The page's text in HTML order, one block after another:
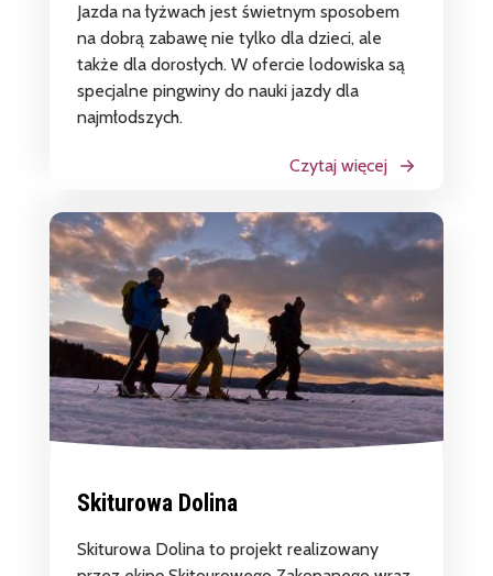
Jazda na łyżwach jest świetnym sposobem
na dobrą zabawę nie tylko dla dzieci, ale
także dla dorosłych. W ofercie lodowiska są
specjalne pingwiny do nauki jazdy dla
najmłodszych.
Czytaj więcej
Skiturowa Dolina
Skiturowa Dolina to projekt realizowany